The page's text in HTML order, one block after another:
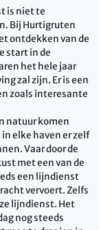
is niet te
Bij Hurtigruten
ontdekken van de
start in de
het hele jaar
zal zijn. Er is een
zoals interesante
natuur komen
elke haven er zelf
Vaar door de
met een van de
een lijndienst
vervoert. Zelfs
lijndienst. Het
nog steeds